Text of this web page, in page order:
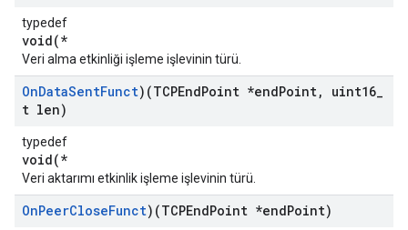
typedef
void(*
Veri alma etkinliği işleme işlevinin türü.
OnDataSentFunct)(TCPEndPoint *endPoint, uint16
t len)
typedef
void(*
Veri aktarımı etkinlik işleme işlevinin türü.
OnPeerCloseFunct)(TCPEndPoint *endPoint)